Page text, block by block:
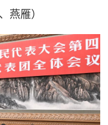
燕雁）